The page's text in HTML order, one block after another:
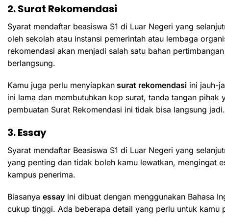
2. Surat Rekomendasi
Syarat mendaftar beasiswa S1 di Luar Negeri yang
oleh sekolah atau instansi pemerintah atau lembaga
rekomendasi akan menjadi salah satu bahan
berlangsung.
Kamu juga perlu menyiapkan surat rekomendasi ini jauh-
ini lama dan membutuhkan kop surat, tanda tangan
pembuatan Surat Rekomendasi ini tidak bisa langsung jadi.
3. Essay
Syarat mendaftar Beasiswa S1 di Luar Negeri yang
yang penting dan tidak boleh kamu lewatkan, mengingat
kampus penerima.
Biasanya essay ini dibuat dengan menggunakan Bahasa
cukup tinggi. Ada beberapa detail yang perlu untuk kamu